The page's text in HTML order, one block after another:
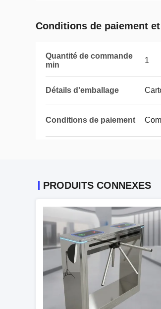
Conditions de paiement
Quantité de commande
min
1
Détails d'emballage
Conditions de paiement
PRODUITS CONNEXES